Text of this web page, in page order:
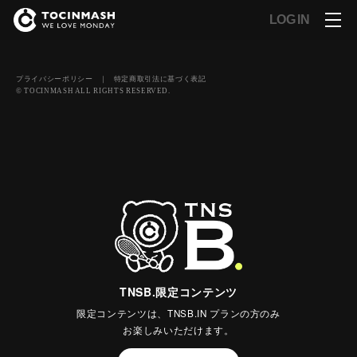
LOG IN
TNSB.限定コンテンツ
限定コンテンツは、TNSB.IN プランの方のみ
お楽しみいただけます。
プライバシーポリシー ｜ 特定商取引法に基づく表記
© TOCINMASH ALL RIGHTS RESERVED.